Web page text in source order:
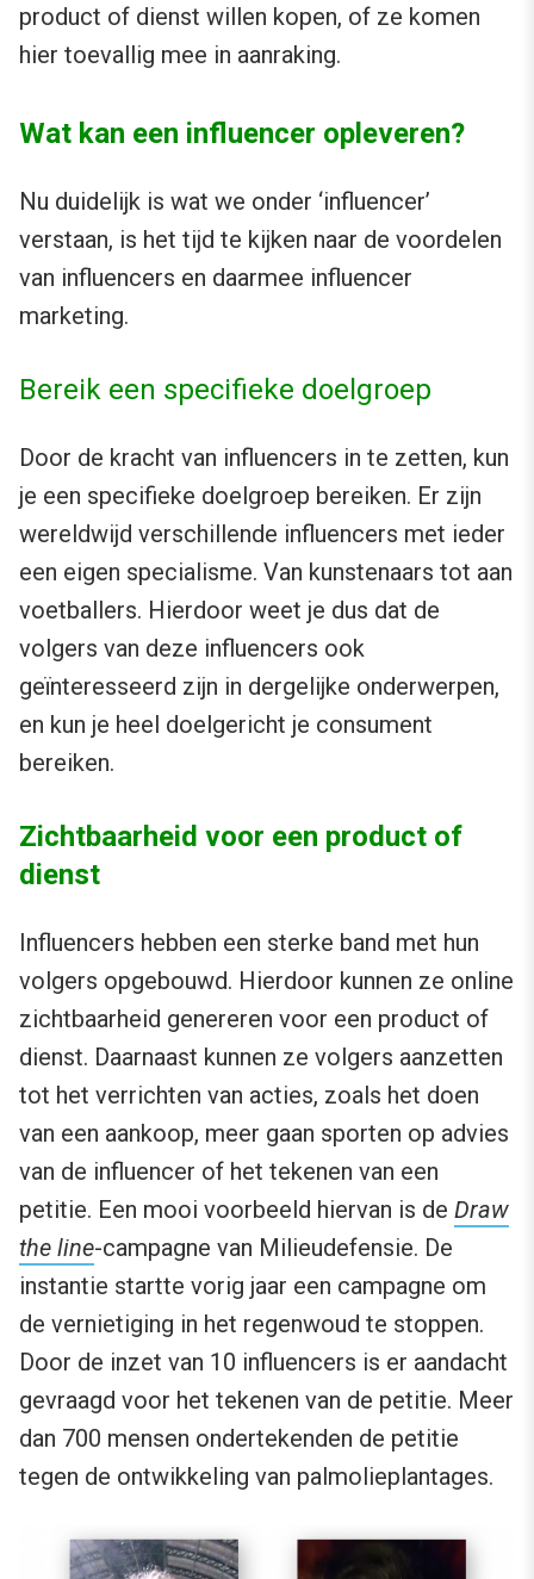
product of dienst willen kopen, of ze komen
hier toevallig mee in aanraking.
Wat kan een influencer opleveren?
Nu duidelijk is wat we onder ‘influencer’
verstaan, is het tijd te kijken naar de voordelen
van influencers en daarmee influencer
marketing.
Bereik een specifieke doelgroep
Door de kracht van influencers in te zetten, kun
je een specifieke doelgroep bereiken. Er zijn
wereldwijd verschillende influencers met ieder
een eigen specialisme. Van kunstenaars tot aan
voetballers. Hierdoor weet je dus dat de
volgers van deze influencers ook
geïnteresseerd zijn in dergelijke onderwerpen,
en kun je heel doelgericht je consument
bereiken.
Zichtbaarheid voor een product of
dienst
Influencers hebben een sterke band met hun
volgers opgebouwd. Hierdoor kunnen ze online
zichtbaarheid genereren voor een product of
dienst. Daarnaast kunnen ze volgers aanzetten
tot het verrichten van acties, zoals het doen
van een aankoop, meer gaan sporten op advies
van de influencer of het tekenen van een
petitie. Een mooi voorbeeld hiervan is de Draw
the line-campagne van Milieudefensie. De
instantie startte vorig jaar een campagne om
de vernietiging in het regenwoud te stoppen.
Door de inzet van 10 influencers is er aandacht
gevraagd voor het tekenen van de petitie. Meer
dan 700 mensen ondertekenden de petitie
tegen de ontwikkeling van palmolieplantages.